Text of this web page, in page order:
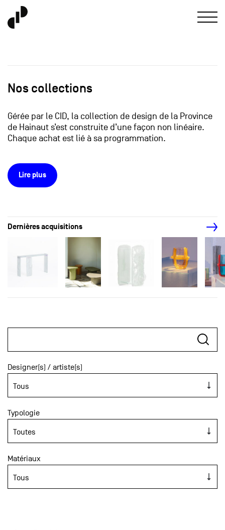
Nos collections
Gérée par le CID, la collection de design de la Province
de Hainaut s’est construite d’une façon non linéaire.
Chaque achat est lié à sa programmation.
Lire plus
Dernières acquisitions
Designer(s) / artiste(s)
Typologie
Matériaux